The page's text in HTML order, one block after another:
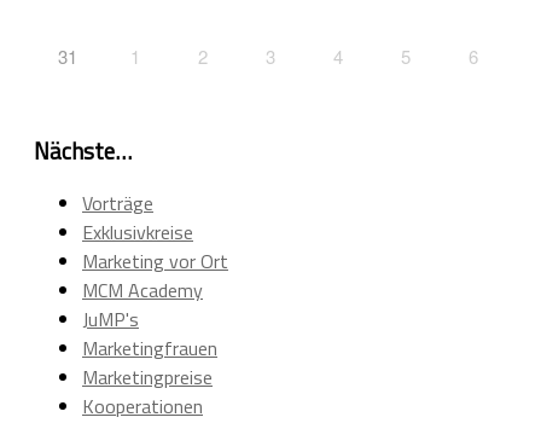
31 1 2 3 4 5 6
Nächste…
Vorträge
Exklusivkreise
Marketing vor Ort
MCM Academy
JuMP's
Marketingfrauen
Marketingpreise
Kooperationen